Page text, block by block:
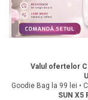
Valul ofertelor
Goodie Bag la 99 lei •
SUN X5